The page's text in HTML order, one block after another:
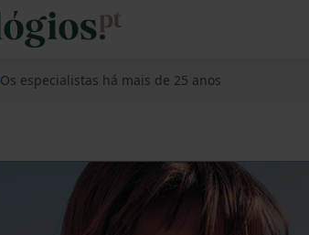
Os especialistas há mais de 25 anos